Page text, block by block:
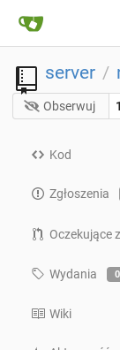
server /
Obserwuj 1
Kod
Zgłoszenia
Oczekujące
Wydania 0
Wiki